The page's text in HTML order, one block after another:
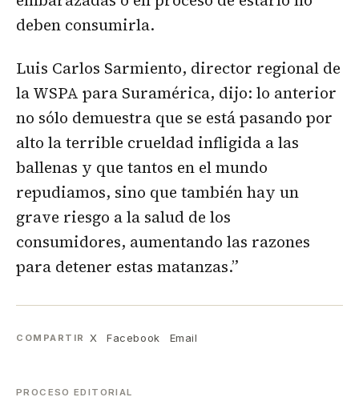
deben consumirla.
Luis Carlos Sarmiento, director regional de
la WSPA para Suramérica, dijo: lo anterior
no sólo demuestra que se está pasando por
alto la terrible crueldad infligida a las
ballenas y que tantos en el mundo
repudiamos, sino que también hay un
grave riesgo a la salud de los
consumidores, aumentando las razones
para detener estas matanzas.”
COMPARTIR X Facebook Email
PROCESO EDITORIAL